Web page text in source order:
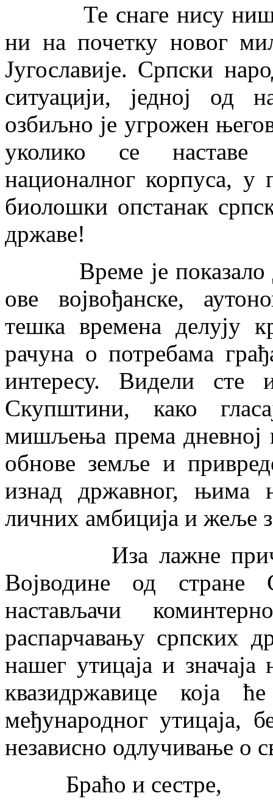
Те снаге нису ништа
ни на почетку новог
Југославије. Српски
ситуацији, једној од
озбиљно је угрожен
уколико се наставе
националног корпуса,
биолошки опстанак
државе!
Време је показало да
ове војвођанске,
тешка времена делују
рачуна о потребама
интересу. Видели
Скупштини, како
мишљења према дневној
обнове земље и
изнад државног, њима
личних амбиција и жеље
Иза лажне приче о
Војводине од стране
настављачи
распарчавању српских
нашег утицаја и
квазидржавице која
међународног утицаја,
независно одлучивање о
Браћо и сестре,